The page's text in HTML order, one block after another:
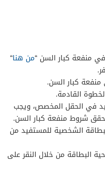
منفعة كبار السن “من هنا“
كبار السن.
القادمة.
في الحقل المخصص، ويجب
شروط منفعة كبار السن.
الشخصية للمستفيد من
البطاقة من خلال النقر على